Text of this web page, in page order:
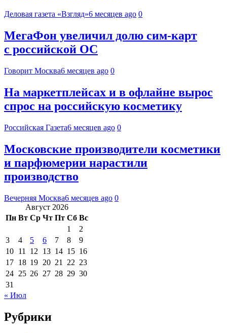
Деловая газета «Взгляд»6 месяцев ago 0
МегаФон увеличил долю сим‑карт
с российской ОС
Говорит Москва6 месяцев ago 0
На маркетплейсах и в офлайне вырос
спрос на российскую косметику
Российская Газета6 месяцев ago 0
Московские производители косметики
и парфюмерии нарастили
производство
Вечерняя Москва6 месяцев ago 0
Август 2026
Пн Вт Ср Чт Пт Сб Вс
1
2
3
4 5 6 7 8
9
10 11 12 13 14 15 16
17 18 19 20 21 22 23
24 25 26 27 28 29 30
31
« Июл
Рубрики